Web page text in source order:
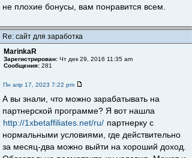
не плохие бонусы, вам понравится всем.
Re: сайт для заработка
MarinkaR
Зарегистрирован: Чт дек 29, 2016 11:35 am
Сообщения: 281
Пн апр 17, 2023 7:22 pm
А вы знали, что можно зарабатывать на
партнерской программе? Я вот нашла
http://1xbetaffiliates.net/ru/ партнерку с
нормальными условиями, где действительно
за месяц-два можно выйти на хороший доход.